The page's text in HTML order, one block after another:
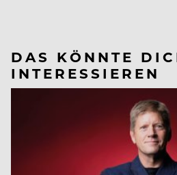
DAS KÖNNTE
INTERESSIEREN